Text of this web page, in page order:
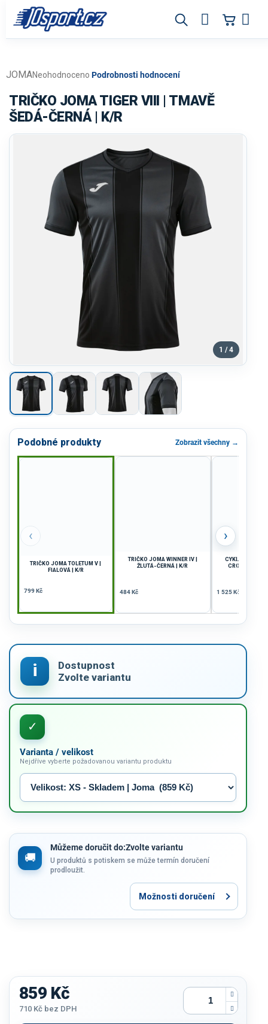
obsah
Průměrné
produktu
je
0,0
Neohodnoceno Podrobnosti hodnocení
JOMA
TRIČKO JOMA TIGER VIII | TMAVĚ
ŠEDÁ-ČERNÁ | K/R
1 / 4
Podobné produkty Zobrazit všechny →
‹
TRIČKO JOMA TOLETUM V |
FIALOVÁ | K/R
799 Kč
TRIČKO JOMA WINNER IV |
ŽLUTÁ-ČERNÁ | K/R
484 Kč
CYKLISTICKÝ
CRONO II |
1 525 Kč
›
Varianta / velikost
Nejdříve vyberte požadovanou variantu produktu
Můžeme doručit do:Zvolte variantu
U produktů s potiskem se může termín doručení
prodloužit.
Možnosti doručení
859 Kč
710 Kč bez DPH